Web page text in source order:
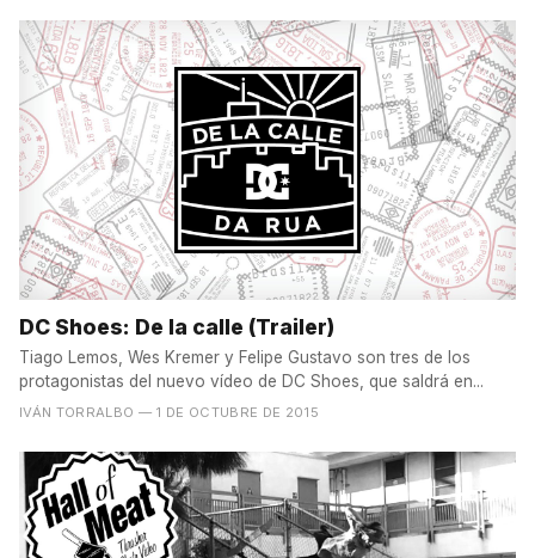
DC Shoes: De la calle (Trailer)
Tiago Lemos, Wes Kremer y Felipe Gustavo son tres de los
protagonistas del nuevo vídeo de DC Shoes, que saldrá en...
IVÁN TORRALBO — 1 DE OCTUBRE DE 2015